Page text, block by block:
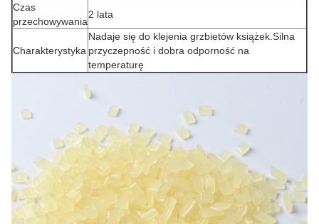
Czas
przechowywania
2 lata
Charakterystyka
Nadaje się do klejenia grzbietów książek.Silna
przyczepność i dobra odporność na
temperaturę